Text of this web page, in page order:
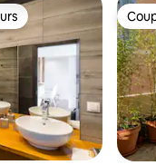
les plus appréciés